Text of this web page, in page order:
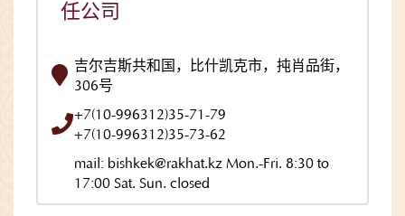
任公司
吉尔吉斯共和国，比什凯克市，扽肖品街，
306号
+7(10-996312)35-71-79
+7(10-996312)35-73-62
mail: bishkek@rakhat.kz Mon.-Fri. 8:30 to
17:00 Sat. Sun. closed